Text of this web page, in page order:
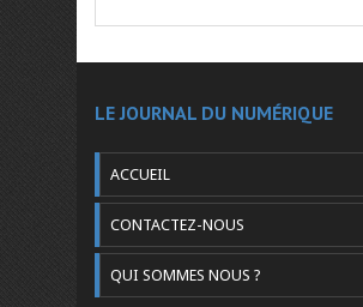
LE JOURNAL DU NUMÉRIQUE
ACCUEIL
CONTACTEZ-NOUS
QUI SOMMES NOUS ?